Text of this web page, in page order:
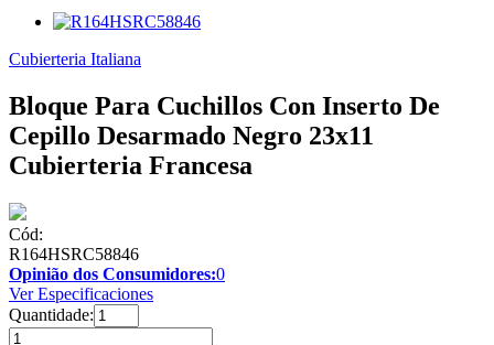
Cubierteria Italiana
Bloque Para Cuchillos Con Inserto De
Cepillo Desarmado Negro 23x11
Cubierteria Francesa
Cód:
R164HSRC58846
Opinião dos Consumidores:0
Ver Especificaciones
Quantidade: